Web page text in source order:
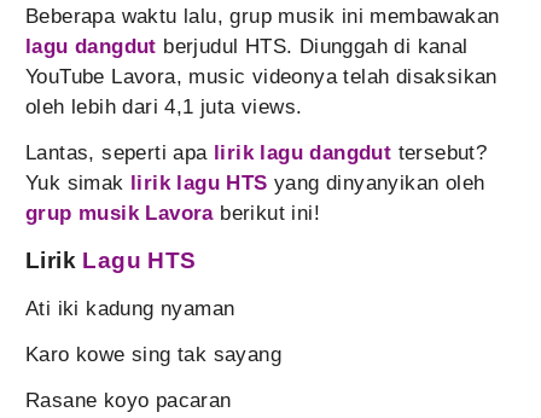
Beberapa waktu lalu, grup musik ini membawakan
lagu dangdut berjudul HTS. Diunggah di kanal
YouTube Lavora, music videonya telah disaksikan
oleh lebih dari 4,1 juta views.
Lantas, seperti apa lirik lagu dangdut tersebut?
Yuk simak lirik lagu HTS yang dinyanyikan oleh
grup musik Lavoraberikut ini!
Lirik Lagu HTS
Ati iki kadung nyaman
Karo kowe sing tak sayang
Rasane koyo pacaran